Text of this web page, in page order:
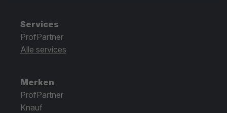
Services
ProfPartner
Alle services
Merken
ProfPartner
Knauf